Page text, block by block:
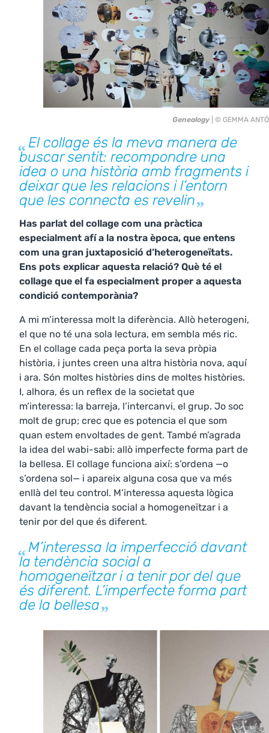
Genealogy | © GEMMA
El collage és la meva manera de
buscar sentit: recompondre una
idea o una història amb fragments i
deixar que les relacions i l’entorn
que les connecta es revelin
Has parlat del collage com una pràctica
especialment afí a la nostra època, que entens
com una gran juxtaposició d’heterogeneïtats.
Ens pots explicar aquesta relació? Què té el
collage que el fa especialment proper a aquesta
condició contemporània?
A mi m’interessa molt la diferència. Allò heterogeni,
el que no té una sola lectura, em sembla més ric.
En el collage cada peça porta la seva pròpia
història, i juntes creen una altra història nova, aquí
i ara. Són moltes històries dins de moltes històries.
I, alhora, és un reflex de la societat que
m’interessa: la barreja, l’intercanvi, el grup. Jo soc
molt de grup; crec que es potencia el que som
quan estem envoltades de gent. També m’agrada
la idea del wabi-sabi: allò imperfecte forma part de
la bellesa. El collage funciona així: s’ordena —o
s’ordena sol— i apareix alguna cosa que va més
enllà del teu control. M’interessa aquesta lògica
davant la tendència social a homogeneïtzar i a
tenir por del que és diferent.
M’interessa la imperfecció davant
la tendència social a
homogeneïtzar i a tenir por del que
és diferent. L’imperfecte forma part
de la bellesa